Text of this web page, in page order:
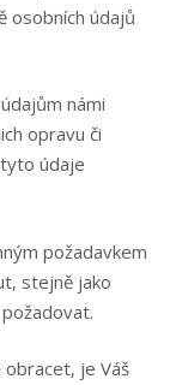
osobních údajů
námi
opravu či
údaje
požadavkem
stejně jako
je Váš